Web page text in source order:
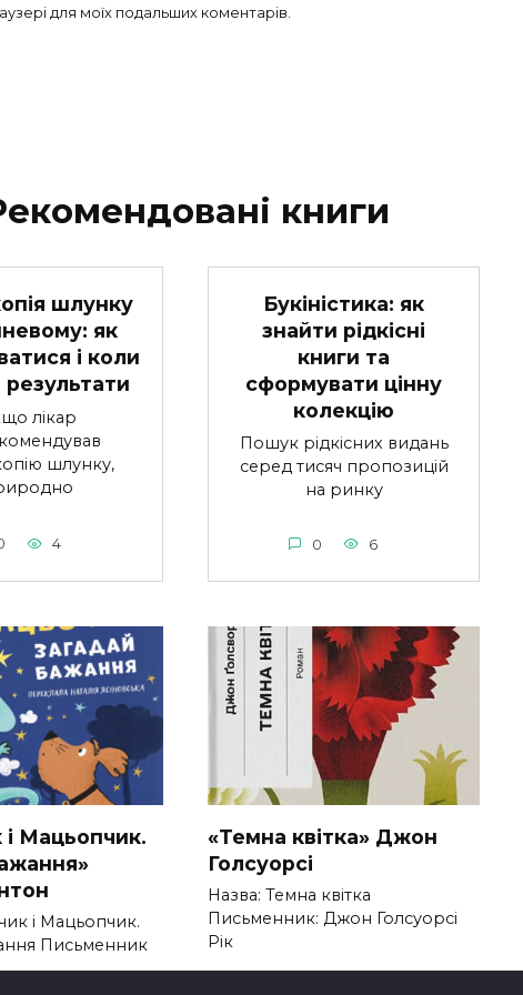
для моїх подальших коментарів.
книги
шлунку
як
і коли
результати
лікар
шлунку,
4
Букіністика: як
знайти рідкісні
книги та
сформувати цінну
колекцію
Пошук рідкісних видань
серед тисяч пропозицій
на ринку
0 6
Мацьопчик.
і Мацьопчик.
Письменник
«Темна квітка» Джон
Голсуорсі
Назва: Темна квітка
Письменник: Джон Голсуорсі
Рік